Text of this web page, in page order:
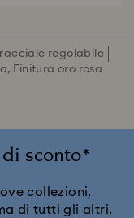
regolabile
Finitura oro rosa
sconto*
collezioni,
di tutti gli altri,